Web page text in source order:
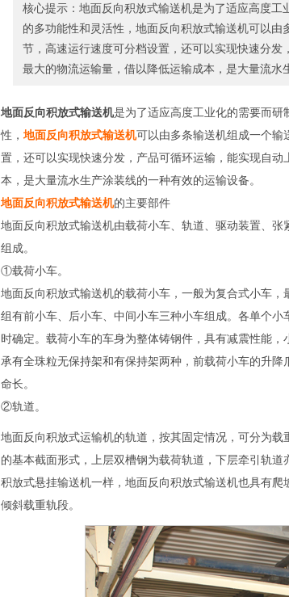
核心提示：地面反向积放式输送机是为了适应高度
的多功能性和灵活性，地面反向积放式输送机可以
节，高速运行速度可分档设置，还可以实现快速分
最大的物流运输量，借以降低运输成本，是大量流水
地面反向积放式输送机是为了适应高度工业化的需要而
性， 地面反向积放式输送机可以由多条输送机组成一个输
置，还可以实现快速分发，产品可循环运输，能实现自
本，是大量流水生产涂装线的一种有效的运输设备。
地面反向积放式输送机的主要部件
地面反向积放式输送机由载荷小车、轨道、驱动装置、
组成。
①载荷小车。
地面反向积放式输送机的载荷小车，一般为复合式小车
组有前小车、后小车、中间小车三种小车组成。各单个
时确定。载荷小车的车身为整体铸钢件，具有减震性能
承有全珠粒无保持架和有保持架两种，前载荷小车的升
命长。
②轨道。
地面反向积放式运输机的轨道，按其固定情况，可分为
的基本截面形式，上层双槽钢为载荷轨道，下层牵引轨
积放式悬挂输送机一样，地面反向积放式输送机也具有
倾斜载重轨段。